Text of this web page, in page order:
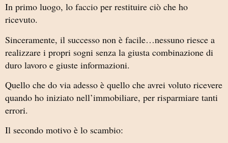
In primo luogo, lo faccio per restituire ciò che ho
ricevuto.
Sinceramente, il successo non è facile…nessuno riesce a
realizzare i propri sogni senza la giusta combinazione di
duro lavoro e giuste informazioni.
Quello che do via adesso è quello che avrei voluto ricevere
quando ho iniziato nell’immobiliare, per risparmiare tanti
errori.
Il secondo motivo è lo scambio: